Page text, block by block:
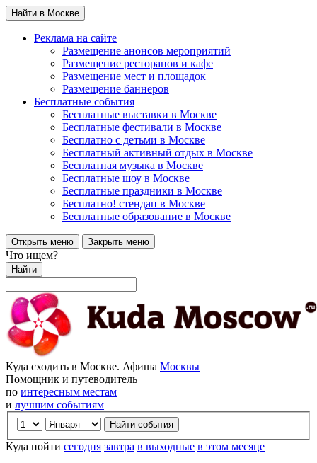
Найти в Москве
Реклама на сайте
Размещение анонсов мероприятий
Размещение ресторанов и кафе
Размещение мест и площадок
Размещение баннеров
Бесплатные события
Бесплатные выставки в Москве
Бесплатные фестивали в Москве
Бесплатно с детьми в Москве
Бесплатный активный отдых в Москве
Бесплатная музыка в Москве
Бесплатные шоу в Москве
Бесплатные праздники в Москве
Бесплатно! стендап в Москве
Бесплатные образование в Москве
Открыть меню Закрыть меню
Что ищем?
Найти
Куда сходить в Москве. Афиша Москвы
Помощник и путеводитель
по интересным местам
и лучшим событиям
Куда пойти сегодня завтра в выходные в этом месяце